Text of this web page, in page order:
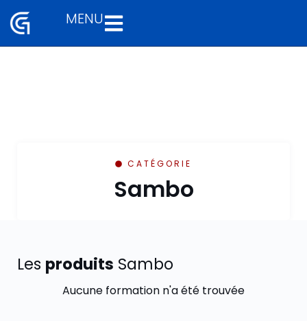
Aller
MENU
CATÉGORIE
Sambo
Les produits Sambo
Aucune formation n'a été trouvée